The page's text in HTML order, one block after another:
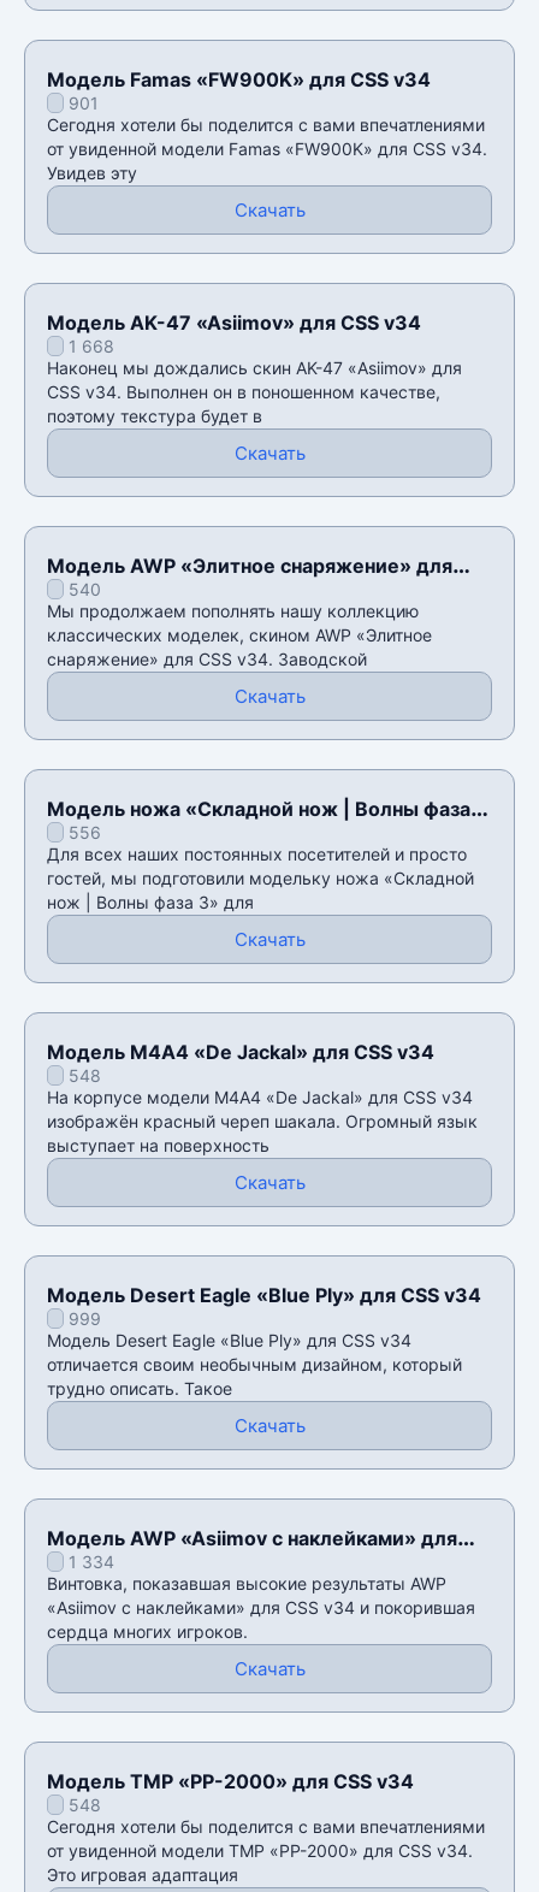
Модель Famas «FW900K» для CSS v34
901
Сегодня хотели бы поделится с вами впечатлениями
от увиденной модели Famas «FW900K» для CSS v34.
Увидев эту
Скачать
Модель AK-47 «Asiimov» для CSS v34
1 668
Наконец мы дождались скин AK-47 «Asiimov» для
CSS v34. Выполнен он в поношенном качестве,
поэтому текстура будет в
Скачать
Модель AWP «Элитное снаряжение» для
CSS v34
540
Мы продолжаем пополнять нашу коллекцию
классических моделек, скином AWP «Элитное
снаряжение» для CSS v34. Заводской
Скачать
Модель ножа «Складной нож | Волны фаза
3» для CSS v34
556
Для всех наших постоянных посетителей и просто
гостей, мы подготовили модельку ножа «Складной
нож | Волны фаза 3» для
Скачать
Модель М4А4 «De Jackal» для CSS v34
548
На корпусе модели М4А4 «De Jackal» для CSS v34
изображëн красный череп шакала. Огромный язык
выступает на поверхность
Скачать
Модель Desert Eagle «Blue Ply» для CSS v34
999
Модель Desert Eagle «Blue Ply» для CSS v34
отличается своим необычным дизайном, который
трудно описать. Такое
Скачать
Модель AWP «Asiimov с наклейками» для
CSS v34
1 334
Винтовка, показавшая высокие результаты AWP
«Asiimov с наклейками» для CSS v34 и покорившая
сердца многих игроков.
Скачать
Модель TMP «PP-2000» для CSS v34
548
Сегодня хотели бы поделится с вами впечатлениями
от увиденной модели TMP «PP-2000» для CSS v34.
Это игровая адаптация